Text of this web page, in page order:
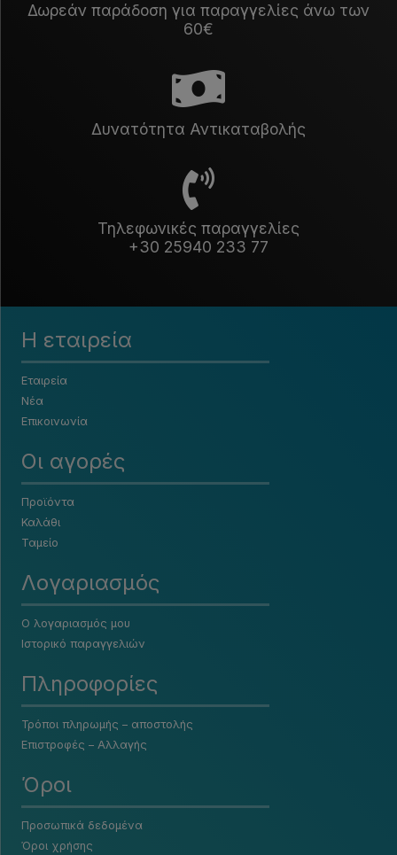
Δωρεάν παράδοση για παραγγελίες άνω των
60€
Δυνατότητα Αντικαταβολής
Τηλεφωνικές παραγγελίες
+30 25940 233 77
Η εταιρεία
Εταιρεία
Νέα
Επικοινωνία
Οι αγορές
Προϊόντα
Καλάθι
Ταμείο
Λογαριασμός
Ο λογαριασμός μου
Ιστορικό παραγγελιών
Πληροφορίες
Τρόποι πληρωμής – αποστολής
Επιστροφές – Αλλαγής
Όροι
Προσωπικά δεδομένα
Όροι χρήσης